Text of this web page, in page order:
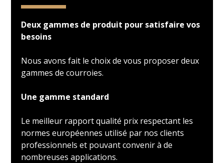
Deux gammes de produit pour satisfaire vos
besoins
Nous avons fait le choix de vous proposer deux
gammes de courroies.
Une gamme standard
Le meilleur rapport qualité prix respectant les
normes européennes utilisé par nos clients
professionnels et pouvant convenir à de
nombreuses applications.